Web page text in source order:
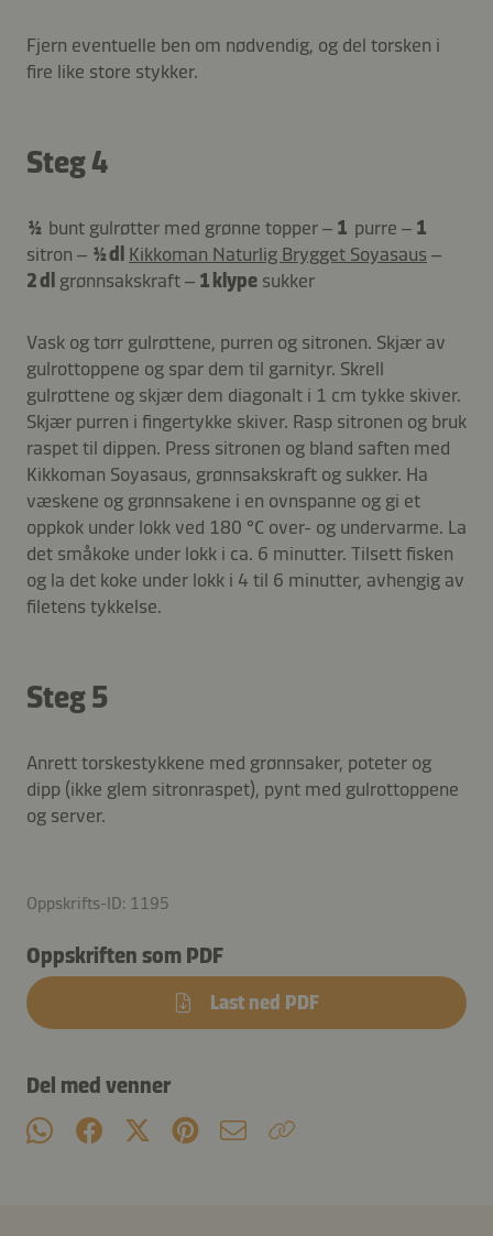
Fjern eventuelle ben om nødvendig, og del torsken i
fire like store stykker.
Steg 4
½ bunt gulrøtter med grønne topper – 1 purre – 1
sitron – ½ dl Kikkoman Naturlig Brygget Soyasaus –
2 dl grønnsakskraft – 1 klype sukker
Vask og tørr gulrøttene, purren og sitronen. Skjær av
gulrottoppene og spar dem til garnityr. Skrell
gulrøttene og skjær dem diagonalt i 1 cm tykke skiver.
Skjær purren i fingertykke skiver. Rasp sitronen og bruk
raspet til dippen. Press sitronen og bland saften med
Kikkoman Soyasaus, grønnsakskraft og sukker. Ha
væskene og grønnsakene i en ovnspanne og gi et
oppkok under lokk ved 180 °C over- og undervarme. La
det småkoke under lokk i ca. 6 minutter. Tilsett fisken
og la det koke under lokk i 4 til 6 minutter, avhengig av
filetens tykkelse.
Steg 5
Anrett torskestykkene med grønnsaker, poteter og
dipp (ikke glem sitronraspet), pynt med gulrottoppene
og server.
Oppskrifts-ID: 1195
Oppskriften som PDF
Last ned PDF
Del med venner